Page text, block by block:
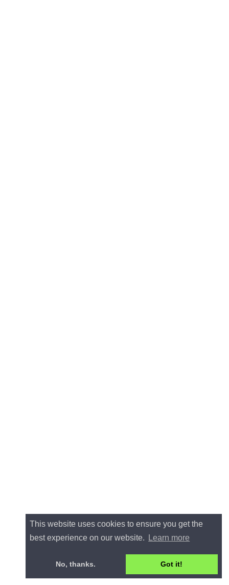
This website uses cookies to ensure you get the
best experience on our website.
Learn more
No, thanks. Got it!